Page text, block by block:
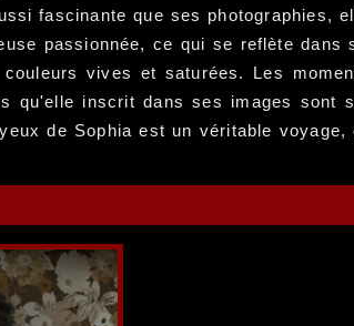
fascinante que ses photographies,
passionnée, ce qui se reflète dans
vives et saturées. Les
qu'elle inscrit dans ses images sont
de Sophia est un véritable voyage,